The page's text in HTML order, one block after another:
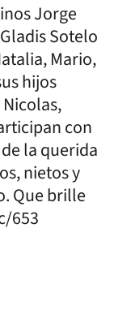
Jorge
Sotelo
Mario,
hijos
con
la querida
nietos y
Que brille
653